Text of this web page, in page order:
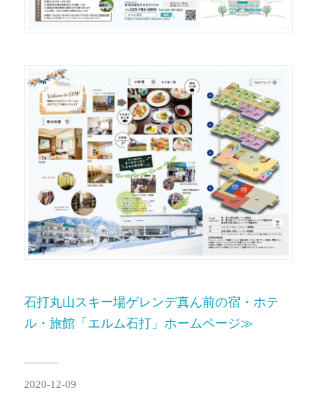
石打丸山スキー場ゲレンデ真ん前の宿・ホテ
ル・旅館「エルム石打」ホームページ≫
2020-12-09